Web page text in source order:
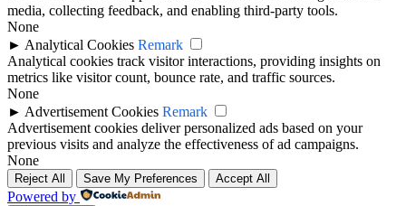
media, collecting feedback, and enabling third-party tools.
None
► Analytical Cookies Remark
Analytical cookies track visitor interactions, providing insights on
metrics like visitor count, bounce rate, and traffic sources.
None
► Advertisement Cookies Remark
Advertisement cookies deliver personalized ads based on your
previous visits and analyze the effectiveness of ad campaigns.
None
Reject All Save My Preferences Accept All
Powered by